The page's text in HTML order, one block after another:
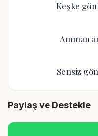
Keşke
Amman
Sensiz
Paylaş ve Destekle